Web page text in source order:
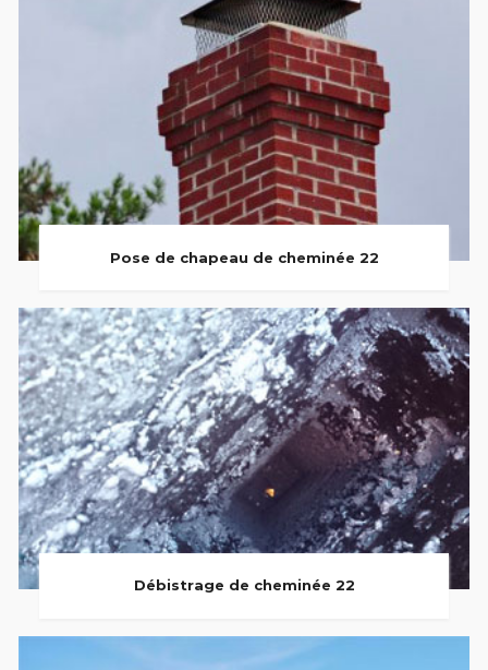
Pose de chapeau de cheminée 22
Débistrage de cheminée 22